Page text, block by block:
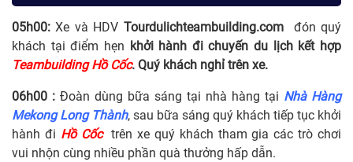
05h00:Xe và HDV Tourdulichteambuilding.comđón quý
khách tại điểm hẹn khởi hành đi chuyến du lịch kết hợp
TeambuildingHồ Cốc. Quý khách nghỉ trên xe.
06h00 : Đoàn dùng bữa sáng tại nhà hàng tại Nhà Hàng
Mekong Long Thành, sau bữa sáng quý khách tiếp tục khởi
hành đi Hồ Cốctrên xe quý khách tham gia các trò chơi
vui nhộn cùng nhiều phần quà thưởng hấp dẫn.